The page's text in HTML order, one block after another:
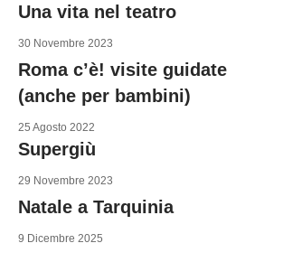
Una vita nel teatro
30 Novembre 2023
Roma c’è! visite guidate
(anche per bambini)
25 Agosto 2022
Supergiù
29 Novembre 2023
Natale a Tarquinia
9 Dicembre 2025